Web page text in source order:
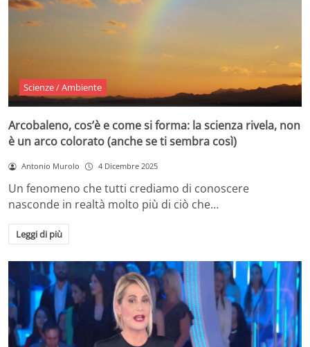
Scienze / Ambiente
Arcobaleno, cos’è e come si forma: la scienza rivela, non
è un arco colorato (anche se ti sembra così)
Antonio Murolo 4 Dicembre 2025
Un fenomeno che tutti crediamo di conoscere
nasconde in realtà molto più di ciò che…
Leggi di più